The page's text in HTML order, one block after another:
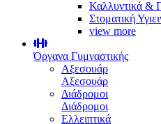
Καλλυντικά &
Στοματική
view more
Όργανα Γυμναστικής
Αξεσουάρ
Αξεσουάρ
Διάδρομοι
Διάδρομοι
Ελλειπτικά